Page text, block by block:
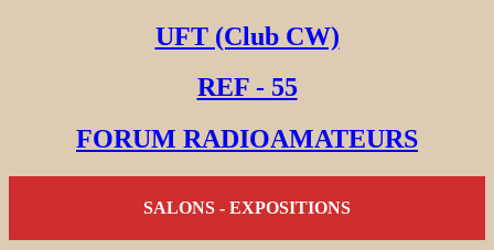
UFT (Club CW)
REF - 55
FORUM RADIOAMATEURS
SALONS - EXPOSITIONS